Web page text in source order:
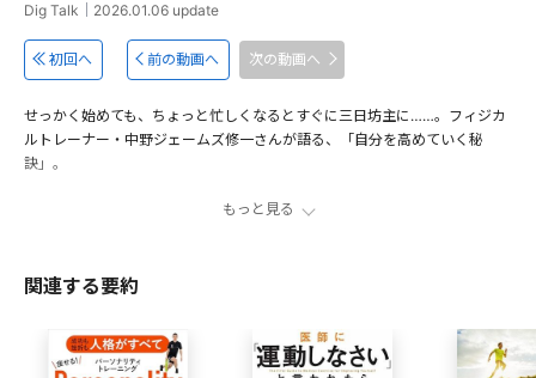
Dig Talk 2026.01.06 update
初回へ 前の動画へ 次の動画へ
せっかく始めても、ちょっと忙しくなるとすぐに三日坊主に……。フィジカ
ルトレーナー・中野ジェームズ修一さんが語る、「自分を高めていく秘
訣」。
4分で実践！ TABATAトレーニング
03:47 「分類式食事法」
09:35 パーソナリティ自己理解の意義
もっと見る
関連する要約